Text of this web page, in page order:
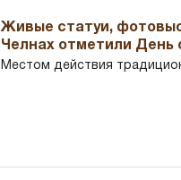
Живые статуи,
Челнах отметили День
Местом действия